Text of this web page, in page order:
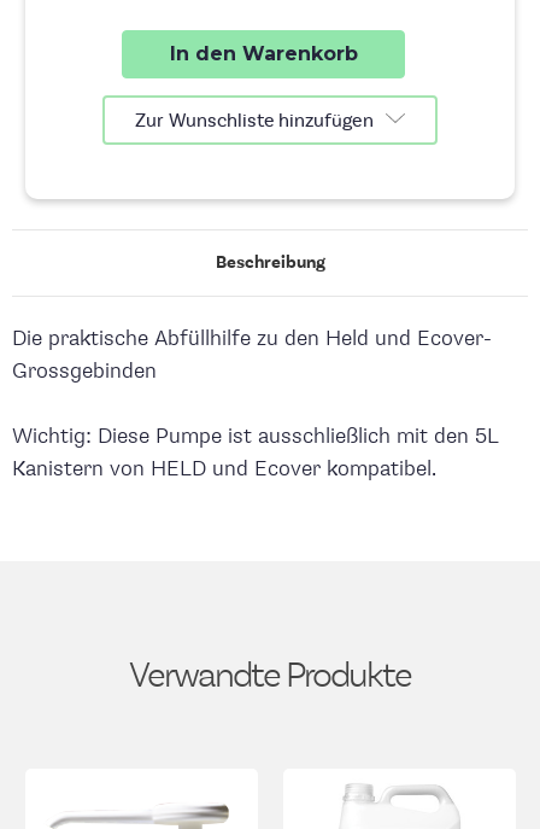
für
5L
für
5L
Zur Wunschliste hinzufügen
Beschreibung
Die praktische Abfüllhilfe zu den Held und Ecover-
Grossgebinden
Wichtig: Diese Pumpe ist ausschließlich mit den 5L
Kanistern von HELD und Ecover kompatibel.
Verwandte Produkte